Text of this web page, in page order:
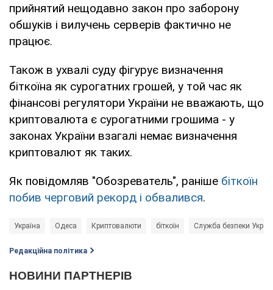
прийнятий нещодавно закон про заборону
обшуків і вилучень серверів фактично не
працює.
Також в ухвалі суду фігурує визначення
біткоїна як сурогатних грошей, у той час як
фінансові регулятори України не вважають, що
криптовалюта є сурогатними грошима - у
законах України взагалі немає визначення
криптовалют як таких.
Як повідомляв "Обозреватель", раніше біткоїн
побив черговий рекорд і обвалився.
Україна Одеса Криптовалюти біткоїн Служба безпеки
Редакційна політика